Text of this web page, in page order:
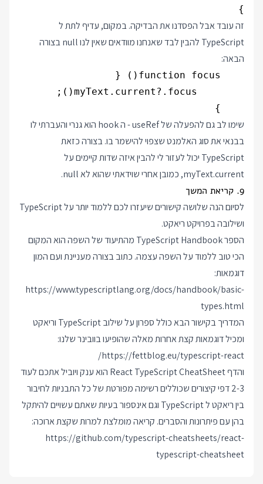
}
זה עובד אבל הפסדנו את הבדיקה. במקום, עדיף לתת ל
TypeScript להבין לבד שאנחנו מוודאים שאין לנו null בצורה
הבאה:
    }
שימו לב גם להפעלה של useRef - ה hook הוא גנרי והעברתי לו
בבנאי את סוג האלמנט שצפוי להישמר בו. בצורה כזאת
TypeScript יכול לעזור לי להבין איזה שדות קיימים על
myText.current, כמובן אחרי שוידאתי שהוא לא null.
9. קריאת המשך
לסיום הנה שלושה קישורים שיעזרו לכם ללמוד יותר על TypeScript
ושילובה בפרויקט ריאקט.
הספר TypeScript Handbook מהתיעוד של השפה הוא המקום
הכי טוב ללמוד על השפה עצמה. כתוב בצורה מעניינת ועם המון
דוגמאות:
https://www.typescriptlang.org/docs/handbook/basic-
types.html
המדריך בקישור הבא כולל ספרון על שילוב TypeScript וריאקט
ומכיל דוגמאות קצת אחרות מאלה שהופיעו בוובינר שלנו:
https://fettblog.eu/typescript-react/
והדף React TypeScript CheatSheet הוא ענק ויוביל אתכם לעוד
2-3 דפי קיצורים שכוללים רשימה מפורטת של כל התבניות לחיבור
בין ריאקט ל TypeScript וגם אינספור בעיות שאתם עשויים להיתקל
בהן עם פיתרונות והסברים. קריאה מומלצת למרות שקצת ארוכה:
https://github.com/typescript-cheatsheets/react-
typescript-cheatsheet